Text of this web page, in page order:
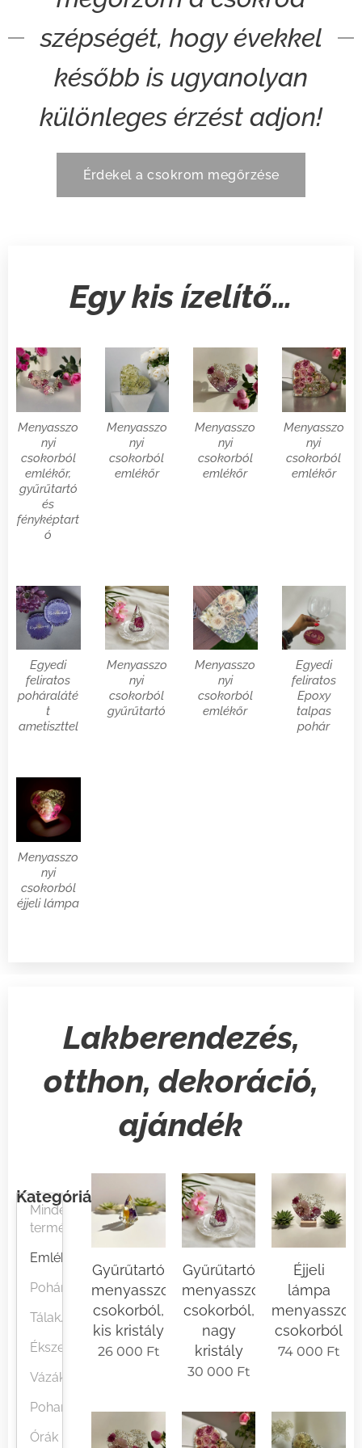
szépségét, hogy évekkel
később is ugyanolyan
különleges érzést adjon!
Érdekel a csokrom megőrzése
Egy kis ízelítő…
Menyasszo
nyi
csokorból
emlékőr,
gyűrűtartó
és
fényképtart
ó
Menyasszo
nyi
csokorból
emlékőr
Menyasszo
nyi
csokorból
emlékőr
Menyasszo
nyi
csokorból
emlékőr
Egyedi
feliratos
poháraláté
t
ametiszttel
Menyasszo
nyi
csokorból
gyűrűtartó
Menyasszo
nyi
csokorból
emlékőr
Egyedi
feliratos
Epoxy
talpas
pohár
Menyasszo
nyi
csokorból
éjjeli lámpa
Lakberendezés,
otthon, dekoráció,
ajándék
Kategóriák
Minden
termék
Emlékőrök
Poháralátétek
Tálak/tányéralátétek
Ékszer/gyertyatartók
Vázák
Poharak
Órák
Gyűrűtartó
menyasszonyi
csokorból,
kis kristály
26 000 Ft
Gyűrűtartó
menyasszonyi
csokorból,
nagy
kristály
30 000 Ft
Éjjeli
lámpa
csokorból
74 000 Ft